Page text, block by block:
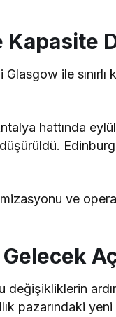
ile
hattında
ve
değişikliklerin
pazarındaki